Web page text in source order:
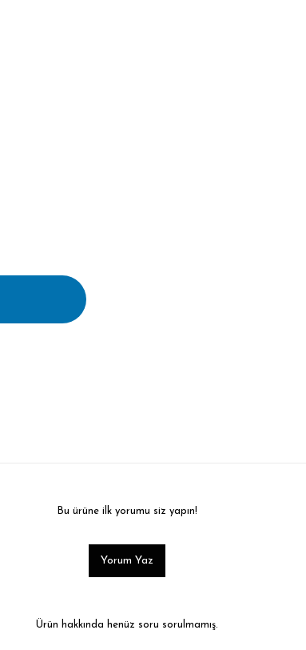
Bu ürüne ilk yorumu siz yapın!
Yorum Yaz
Ürün hakkında henüz soru sorulmamış.